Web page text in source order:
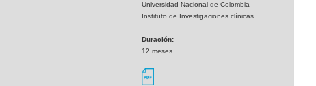
Universidad Nacional de Colombia -
Instituto de Investigaciones clínicas
Duración:
12 meses